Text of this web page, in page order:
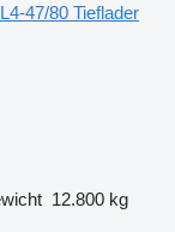
47/80 Tieflader
12.800 kg